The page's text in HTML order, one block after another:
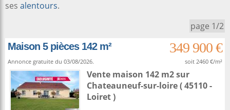
ses alentours.
page 1/2
Maison 5 pièces 142 m²
349 900 €
Annonce gratuite du 03/08/2026. soit 2460 €/m²
Vente maison 142 m2sur
Chateauneuf-sur-loire( 45110 -
Loiret )